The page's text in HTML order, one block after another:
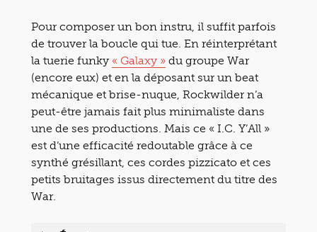
Pour composer un bon instru, il suffit parfois
de trouver la boucle qui tue. En réinterprétant
la tuerie funky « Galaxy » du groupe War
(encore eux) et en la déposant sur un beat
mécanique et brise-nuque, Rockwilder n’a
peut-être jamais fait plus minimaliste dans
une de ses productions. Mais ce « I.C. Y’All »
est d’une efficacité redoutable grâce à ce
synthé grésillant, ces cordes pizzicato et ces
petits bruitages issus directement du titre des
War.